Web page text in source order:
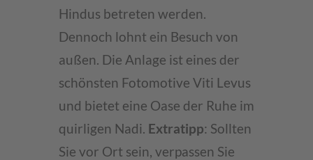
Hindus betreten werden.
Dennoch lohnt ein Besuch von
außen. Die Anlage ist eines der
schönsten Fotomotive Viti Levus
und bietet eine Oase der Ruhe im
quirligen Nadi. Extratipp: Sollten
Sie vor Ort sein, verpassen Sie